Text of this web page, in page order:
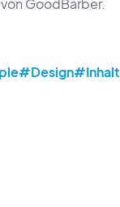
GoodBarber.
#Design#Inhalt